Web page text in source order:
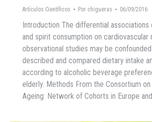
Artículos Científicos Por chigueras 06/09/2016
Introduction The differential associations
and spirit consumption on cardiovascular
observational studies may be
described and compared dietary intake
according to alcoholic beverage
elderly. Methods From the Consortium on
Ageing: Network of Cohorts in Europe and